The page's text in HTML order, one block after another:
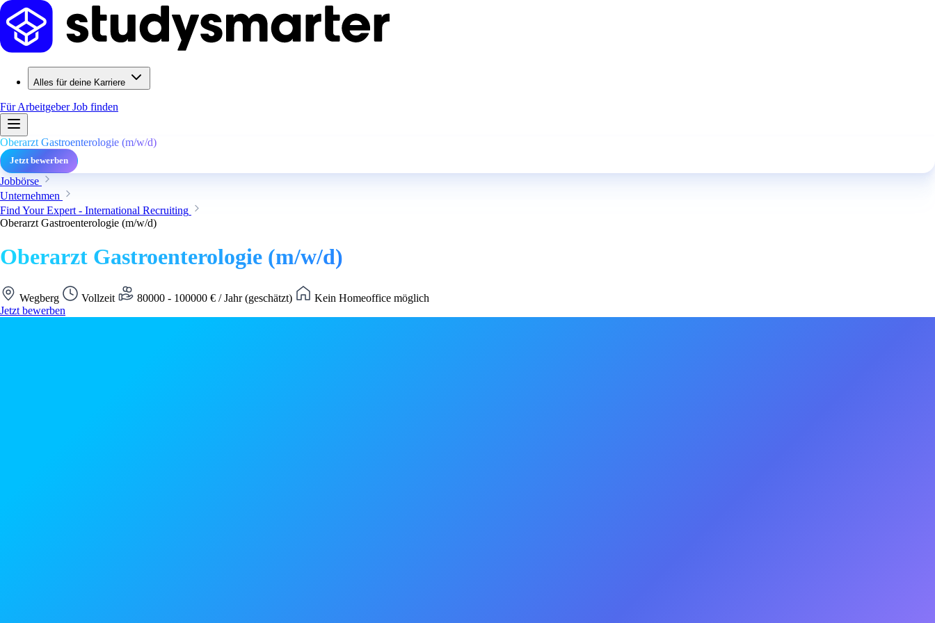
Alles für deine Karriere
Für ArbeitgeberJob finden
Oberarzt Gastroenterologie (m/w/d)
Jetzt bewerben
Jobbörse
Unternehmen
Find Your Expert - International Recruiting
Oberarzt Gastroenterologie (m/w/d)
Oberarzt Gastroenterologie (m/w/d)
Wegberg Vollzeit 80000 - 100000 € / Jahr (geschätzt)
Kein Homeoffice möglich
Jetzt bewerben